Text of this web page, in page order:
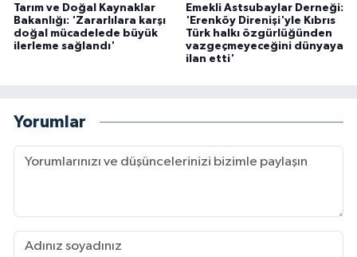
Tarım ve Doğal Kaynaklar
Bakanlığı: 'Zararlılara karşı
doğal mücadelede büyük
ilerleme sağlandı'
Emekli Astsubaylar Derneği:
'Erenköy Direnişi'yle Kıbrıs
Türk halkı özgürlüğünden
vazgeçmeyeceğini dünyaya
ilan etti'
Yorumlar